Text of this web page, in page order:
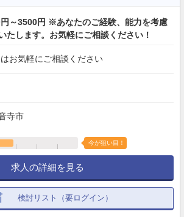
～3500円 ※あなたのご経験、能力を考慮
たします。お気軽にご相談ください！
お気軽にご相談ください
寺市
今が狙い目！
求人の詳細を見る
検討リスト（要ログイン）